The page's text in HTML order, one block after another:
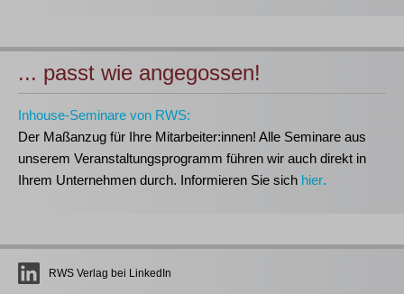
... passt wie angegossen!
Inhouse-Seminare von RWS:
Der Maßanzug für Ihre Mitarbeiter:innen! Alle Seminare aus
unserem Veranstaltungsprogramm führen wir auch direkt in
Ihrem Unternehmen durch. Informieren Sie sich hier.
RWS Verlag bei LinkedIn